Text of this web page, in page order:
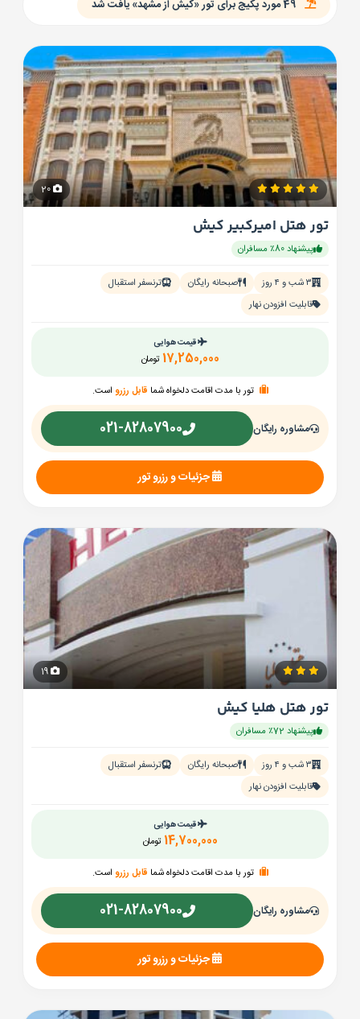
تور هتل امیرکبیر کیش
پیشنهاد 80٪ مسافران
۳ شب و ۴ روز صبحانه رایگان
ترنسفر استقبال
قابلیت افزودن نهار
قیمت هوایی
تومان 17,250,000
تور با مدت اقامت دلخواه شما قابل رزرو است.
مشاوره رایگان 021-82807900
جزئیات و رزرو تور
تور هتل هلیا کیش
پیشنهاد 72٪ مسافران
۳ شب و ۴ روز صبحانه رایگان
ترنسفر استقبال
قابلیت افزودن نهار
قیمت هوایی
تومان 14,700,000
تور با مدت اقامت دلخواه شما قابل رزرو است.
مشاوره رایگان 021-82807900
جزئیات و رزرو تور